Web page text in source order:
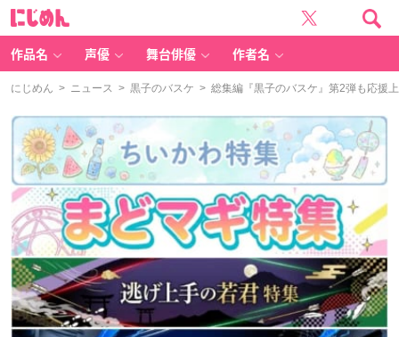
作品名 声優 舞台俳優 作者名
にじめん > ニュース > 黒子のバスケ > 総集編『黒子のバスケ』第2弾も応援